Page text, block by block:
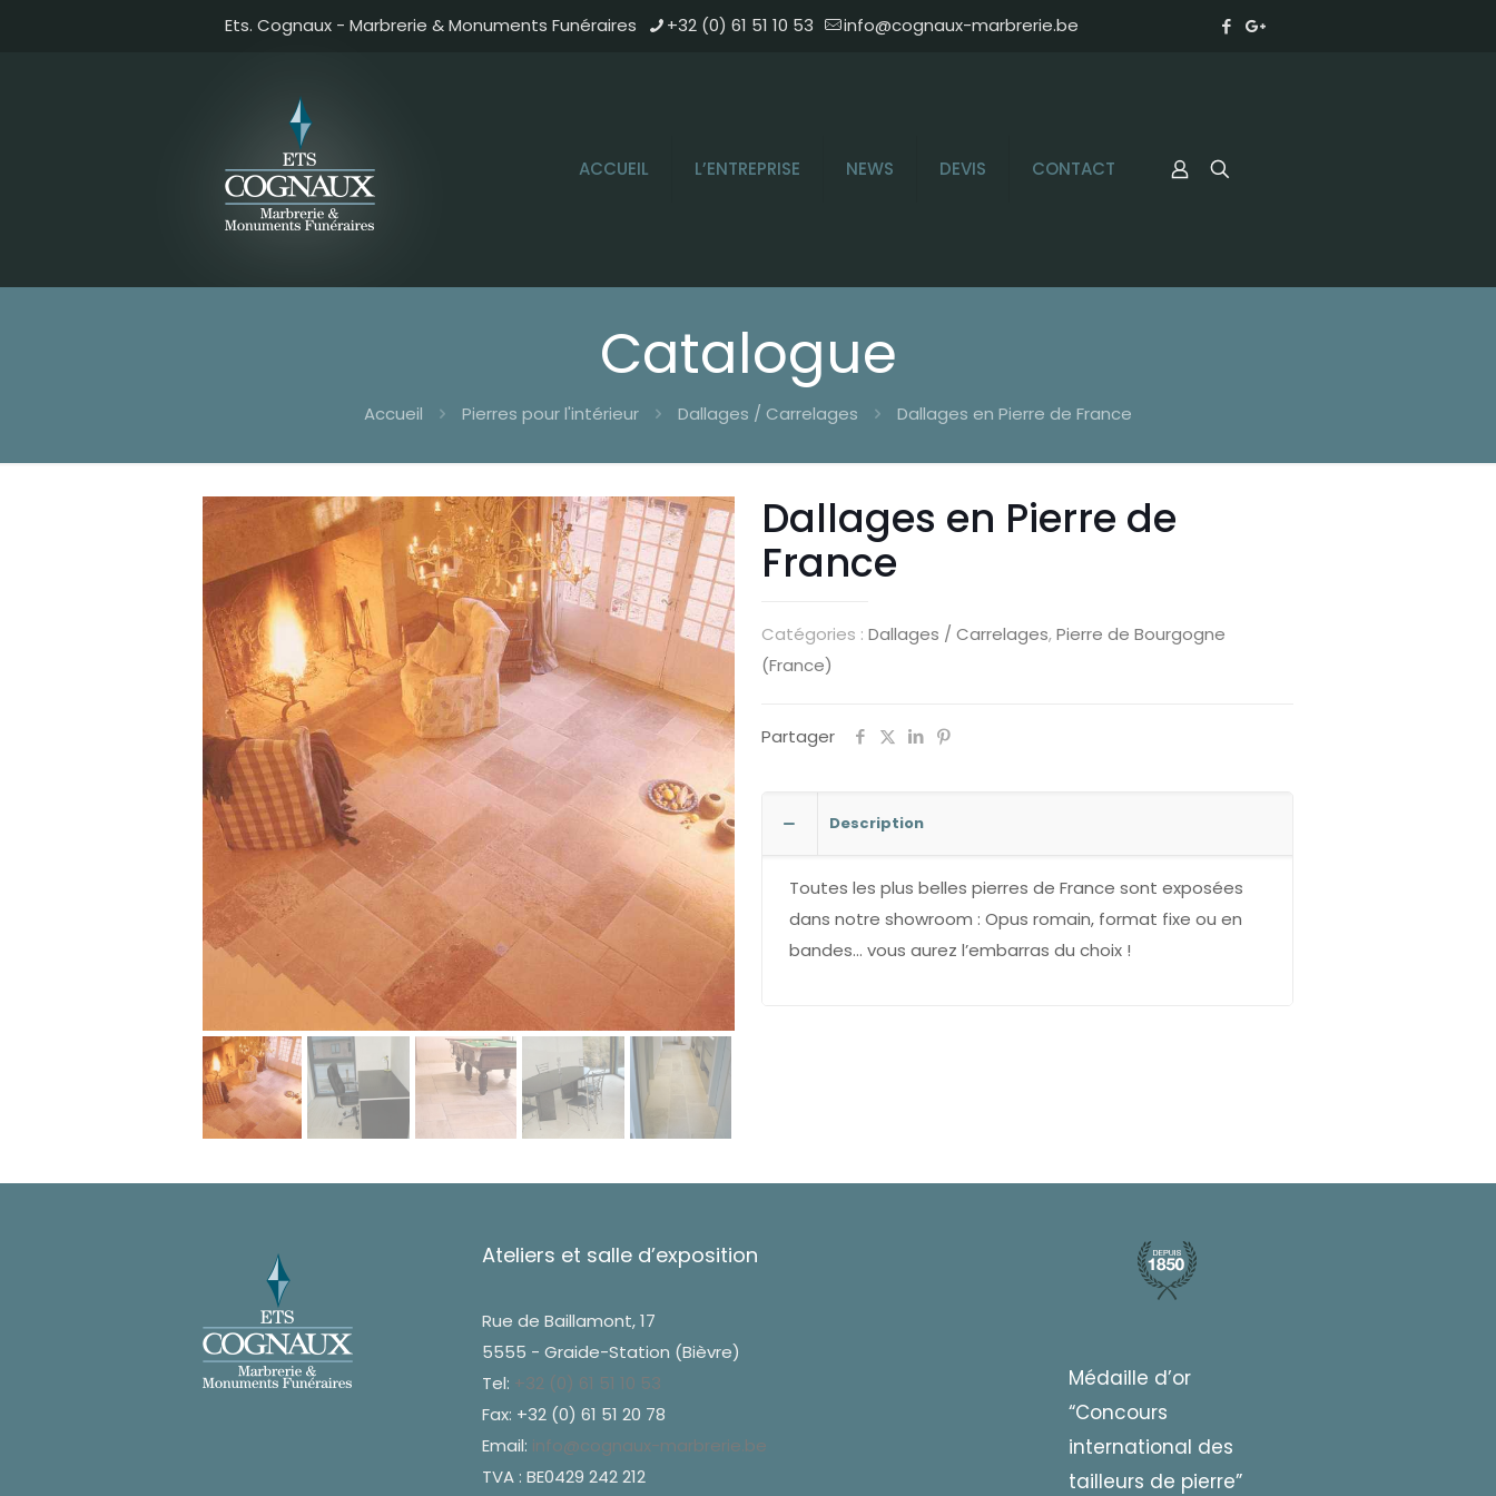
Ets. Cognaux - Marbrerie & Monuments Funéraires +32 (0) 61 51 10 53 info@cognaux-marbrerie.be
ACCUEIL L’ENTREPRISE NEWS DEVIS CONTACT
Catalogue
Accueil Pierres pour l'intérieur Dallages / Carrelages Dallages en Pierre de France
Dallages en Pierre de
France
Catégories : Dallages / Carrelages,Pierre de Bourgogne
(France)
Partager
Description
Toutes les plus belles pierres de France sont exposées
dans notre showroom : Opus romain, format fixe ou en
bandes… vous aurez l’embarras du choix !
Ateliers et salle d’exposition
Rue de Baillamont, 17
5555 - Graide-Station (Bièvre)
Tel: +32 (0) 61 51 10 53
Fax: +32 (0) 61 51 20 78
Email: info@cognaux-marbrerie.be
TVA : BE0429 242 212
Médaille d’or
“Concours
international des
tailleurs de pierre”